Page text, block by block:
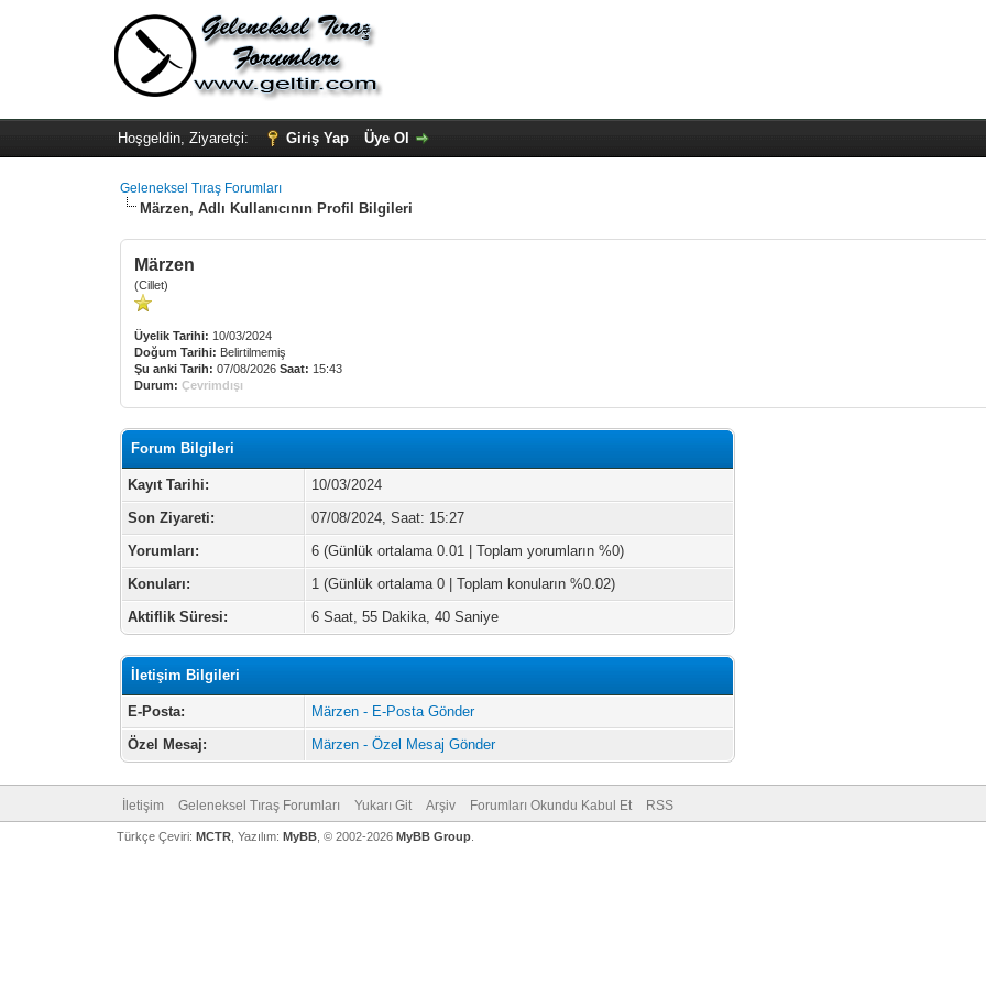
Hoşgeldin, Ziyaretçi: Giriş Yap Üye Ol
Geleneksel Tıraş Forumları
Märzen, Adlı Kullanıcının Profil Bilgileri
Märzen
(Cillet)
Üyelik Tarihi: 10/03/2024
Doğum Tarihi: Belirtilmemiş
Şu anki Tarih: 07/08/2026Saat: 15:43
Durum: Çevrimdışı
Forum Bilgileri
Kayıt Tarihi:
10/03/2024
Son Ziyareti:
07/08/2024, Saat: 15:27
Yorumları:
6 (Günlük ortalama 0.01 | Toplam yorumların %0)
Konuları:
1 (Günlük ortalama 0 | Toplam konuların %0.02)
Aktiflik Süresi:
6 Saat, 55 Dakika, 40 Saniye
İletişim Bilgileri
E-Posta:
Märzen - E-Posta Gönder
Özel Mesaj:
Märzen - Özel Mesaj Gönder
İletişim Geleneksel Tıraş Forumları Yukarı Git Arşiv Forumları Okundu Kabul Et RSS
Türkçe Çeviri: MCTR, Yazılım: MyBB, © 2002-2026 MyBB Group.